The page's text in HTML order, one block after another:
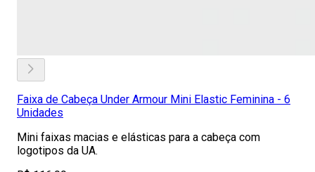
Faixa de Cabeça Under Armour Mini Elastic Feminina - 6
Unidades
Mini faixas macias e elásticas para a cabeça com
logotipos da UA.